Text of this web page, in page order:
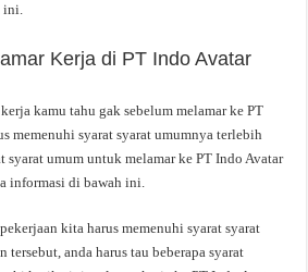
Kerja di PT Indo Avatar
kamu tahu gak sebelum melamar ke PT
memenuhi syarat syarat umumnya terlebih
syarat umum untuk melamar ke PT Indo Avatar
informasi di bawah ini.
kita harus memenuhi syarat syarat
tersebut, anda harus tau beberapa syarat